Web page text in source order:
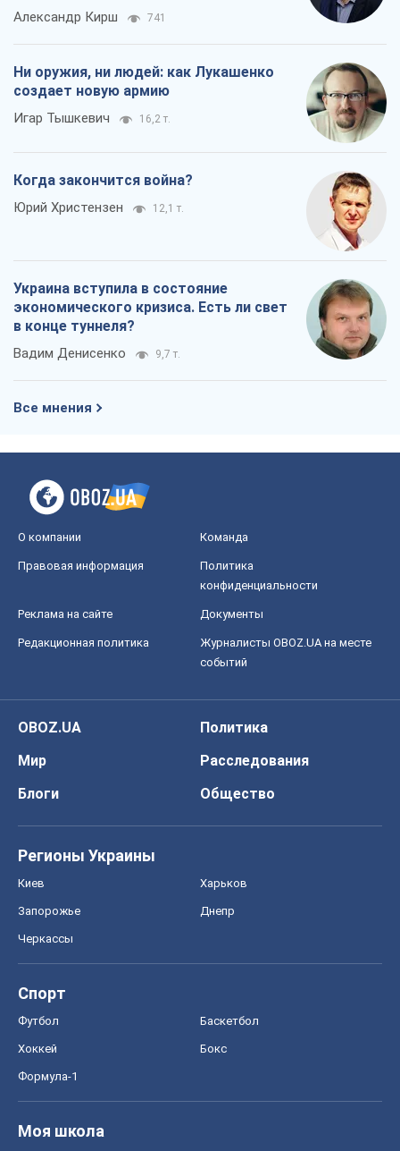
Александр Кирш 741
Ни оружия, ни людей: как Лукашенко
создает новую армию
Игар Тышкевич 16,2 т.
Когда закончится война?
Юрий Христензен 12,1 т.
Украина вступила в состояние
экономического кризиса. Есть ли свет
в конце туннеля?
Вадим Денисенко 9,7 т.
Все мнения
О компании Команда
Правовая информация
Политика
конфиденциальности
Реклама на сайте Документы
Редакционная политика
Журналисты OBOZ.UA на месте
событий
OBOZ.UA
Политика
Мир
Расследования
Блоги
Общество
Регионы Украины
Киев Харьков
Запорожье Днепр
Черкассы
Спорт
Футбол Баскетбол
Хоккей Бокс
Формула-1
Моя школа